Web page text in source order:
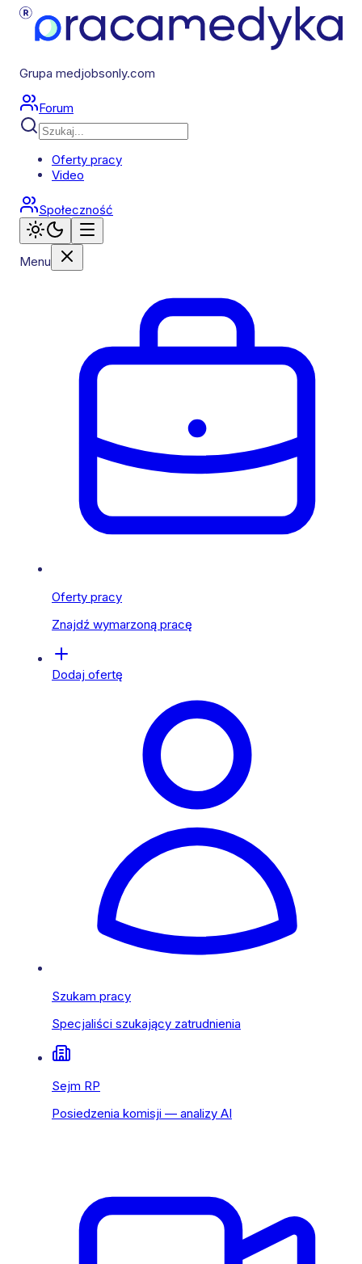
Grupa medjobsonly.com
Forum
Oferty pracy
Video
Społeczność
Menu
Oferty pracy
Znajdź wymarzoną pracę
Dodaj ofertę
Szukam pracy
Specjaliści szukający zatrudnienia
Sejm RP
Posiedzenia komisji — analizy AI